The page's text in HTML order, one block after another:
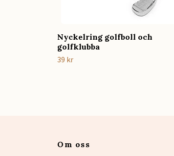
Nyckelring golfboll och
golfklubba
39 kr
Om oss